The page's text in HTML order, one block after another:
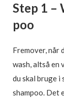
Step 1 –
poo
Fremover, når
wash, altså en
du skal bruge
shampoo. Det